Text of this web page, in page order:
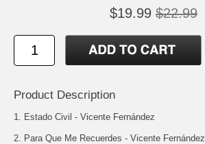
$19.99 $22.99
Product Description
1. Estado Civil - Vicente Fernández
2. Para Que Me Recuerdes - Vicente Fernández